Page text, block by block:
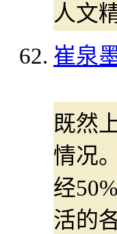
人文
崔泉
既然
情况
经
活的